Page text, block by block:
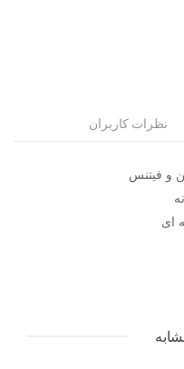
نظرات کاربران
و فیتنس
ای